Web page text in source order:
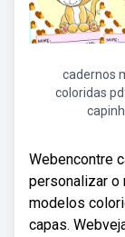
cadernos
coloridas
Webencontre
personalizar o
modelos
capas.